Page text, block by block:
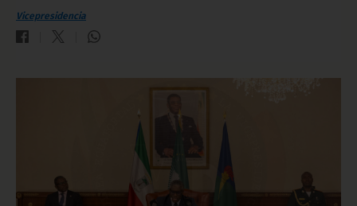
Vicepresidencia